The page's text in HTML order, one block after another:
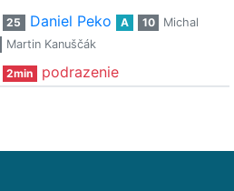
25 Daniel Peko A 10
Michal
Martin Kanuščák
2min podrazenie